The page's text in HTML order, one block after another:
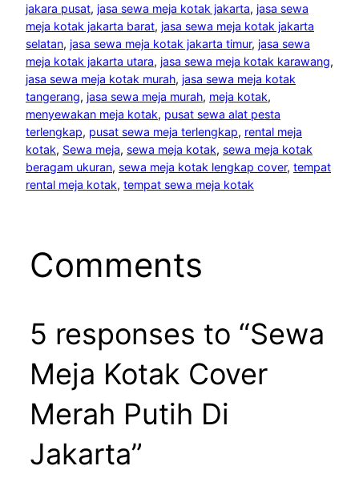
jakara pusat, jasa sewa meja kotak jakarta, jasa sewa
meja kotak jakarta barat, jasa sewa meja kotak jakarta
selatan, jasa sewa meja kotak jakarta timur, jasa sewa
meja kotak jakarta utara, jasa sewa meja kotak karawang
jasa sewa meja kotak murah, jasa sewa meja kotak
tangerang, jasa sewa meja murah, meja kotak
menyewakan meja kotak, pusat sewa alat pesta
terlengkap, pusat sewa meja terlengkap, rental meja
kotak, Sewa meja, sewa meja kotak, sewa meja kotak
beragam ukuran, sewa meja kotak lengkap cover, tempat
rental meja kotak, tempat sewa meja kotak
Comments
5 responses to “Sewa
Meja Kotak Cover
Merah Putih Di
Jakarta”